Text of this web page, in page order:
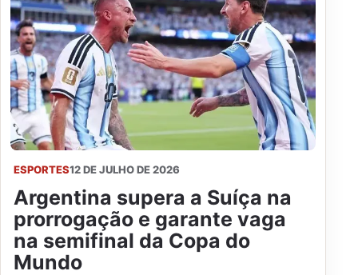
ESPORTES12 DE JULHO DE 2026
Argentina supera a Suíça na
prorrogação e garante vaga
na semifinal da Copa do
Mundo